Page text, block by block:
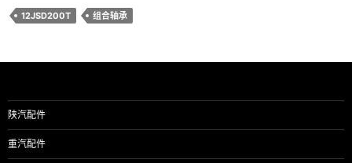
12JSD200T 组合轴承
陕汽配件
重汽配件